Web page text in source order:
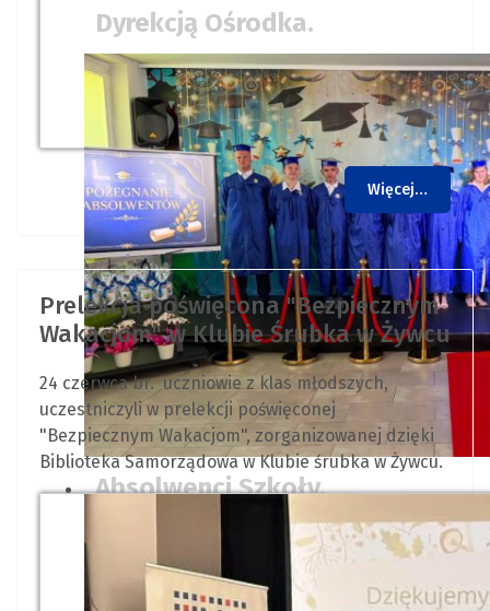
Dyrekcją Ośrodka.
Absolwenci Szkoły.
Więcej…
Prelekcja poświęcona "Bezpiecznym
Wakacjom" w Klubie Śrubka w Żywcu
24 czerwca br. uczniowie z klas młodszych,
uczestniczyli w prelekcji poświęconej
"Bezpiecznym Wakacjom", zorganizowanej dzięki
Biblioteka Samorządowa w Klubie śrubka w Żywcu.